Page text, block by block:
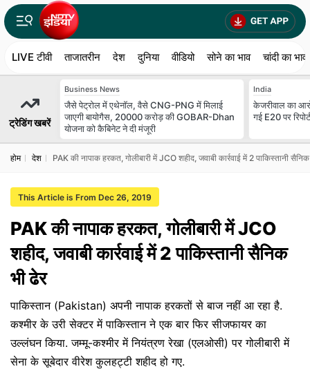
LIVE टीवी ताजातरीन देश दुनिया वीडियो सोने का भाव चांदी का भाव
ट्रेडिंग खबरें
Business News
जैसे पेट्रोल में एथेनॉल, वैसे CNG-PNG में मिलाई
जाएगी बायोगैस, 20000 करोड़ की GOBAR-Dhan
योजना को कैबिनेट ने दी मंजूरी
India
केजरीवाल का
गई E20 पर रिपोर्ट
होम देश PAK की नापाक हरकत, गोलीबारी में JCO शहीद, जवाबी कार्रवाई में 2 पाकिस्तानी
This Article is From Dec 26, 2019
PAK की नापाक हरकत, गोलीबारी में JCO
शहीद, जवाबी कार्रवाई में 2 पाकिस्तानी सैनिक
भी ढेर
पाकिस्तान (Pakistan) अपनी नापाक हरकतों से बाज नहीं आ रहा है.
कश्मीर के उरी सेक्टर में पाकिस्तान ने एक बार फिर सीजफायर का
उल्लंघन किया. जम्मू-कश्मीर में नियंत्रण रेखा (एलओसी) पर गोलीबारी में
सेना के सूबेदार वीरेश कुलहट्टी शहीद हो गए.